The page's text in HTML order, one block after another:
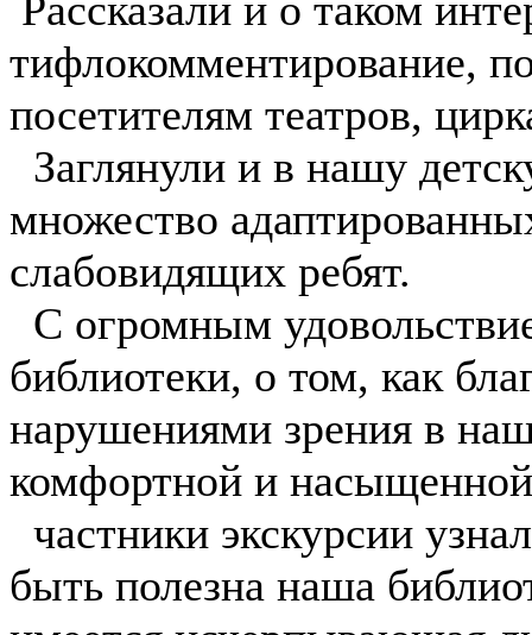
тифлокомментирование,
посетителям театров,
Заглянули и в нашу
множество
слабовидящих ребят.
️С огромным
библиотеки, о том, как
нарушениями зрения в
комфортной и
️️частники экскурсии
быть полезна наша